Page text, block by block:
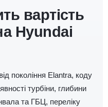
вартість
Hyundai
покоління Elantra, коду
турбіни, глибини
та ГБЦ, переліку